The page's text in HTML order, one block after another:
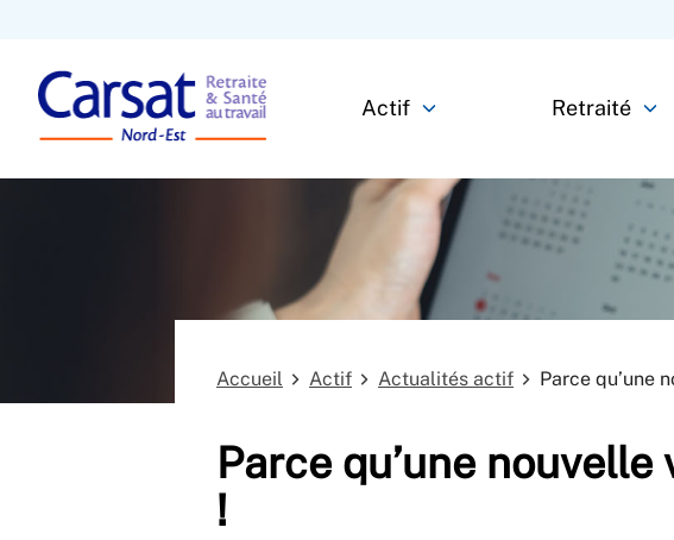
Actif Retraité
Accueil Actif Actualités actif Parce qu’une
Parce qu’une nouvelle
!